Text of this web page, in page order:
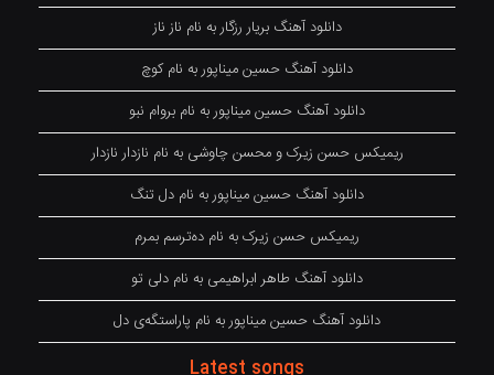
دانلود آهنگ بریار رزگار به نام ناز ناز
دانلود آهنگ حسین میناپور به نام کوچ
دانلود آهنگ حسین میناپور به نام بروام نبو
ریمیکس حسن زیرک و محسن چاوشی به نام نازدار نازدار
دانلود آهنگ حسین میناپور به نام دل تنگ
ریمیکس حسن زیرک به نام دەترسم بمرم
دانلود آهنگ طاهر ابراهیمی به نام دلی تو
دانلود آهنگ حسین میناپور به نام پاراستگەی دل